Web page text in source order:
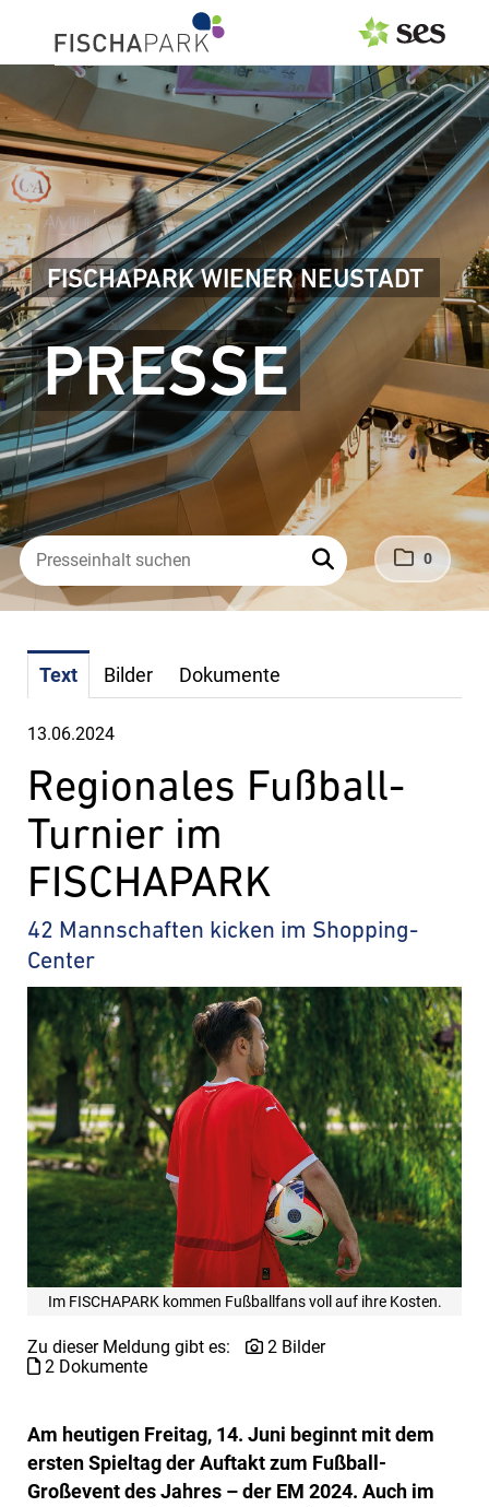
0
FISCHAPARK WIENER NEUSTADT
PRESSE
PRESSEAUSSENDUNGEN
Center & Marken
Events
Services
MEDIAGALERIE
PRESSEKONTAKT
Text Bilder Dokumente
13.06.2024
Regionales Fußball-
Turnier im
FISCHAPARK
42 Mannschaften kicken im Shopping-
Center
Im FISCHAPARK kommen Fußballfans voll auf ihre Kosten.
Zu dieser Meldung gibt es:
2 Bilder
2 Dokumente
Am heutigen Freitag, 14. Juni beginnt mit dem
ersten Spieltag der Auftakt zum Fußball-
Großevent des Jahres – der EM 2024. Auch im